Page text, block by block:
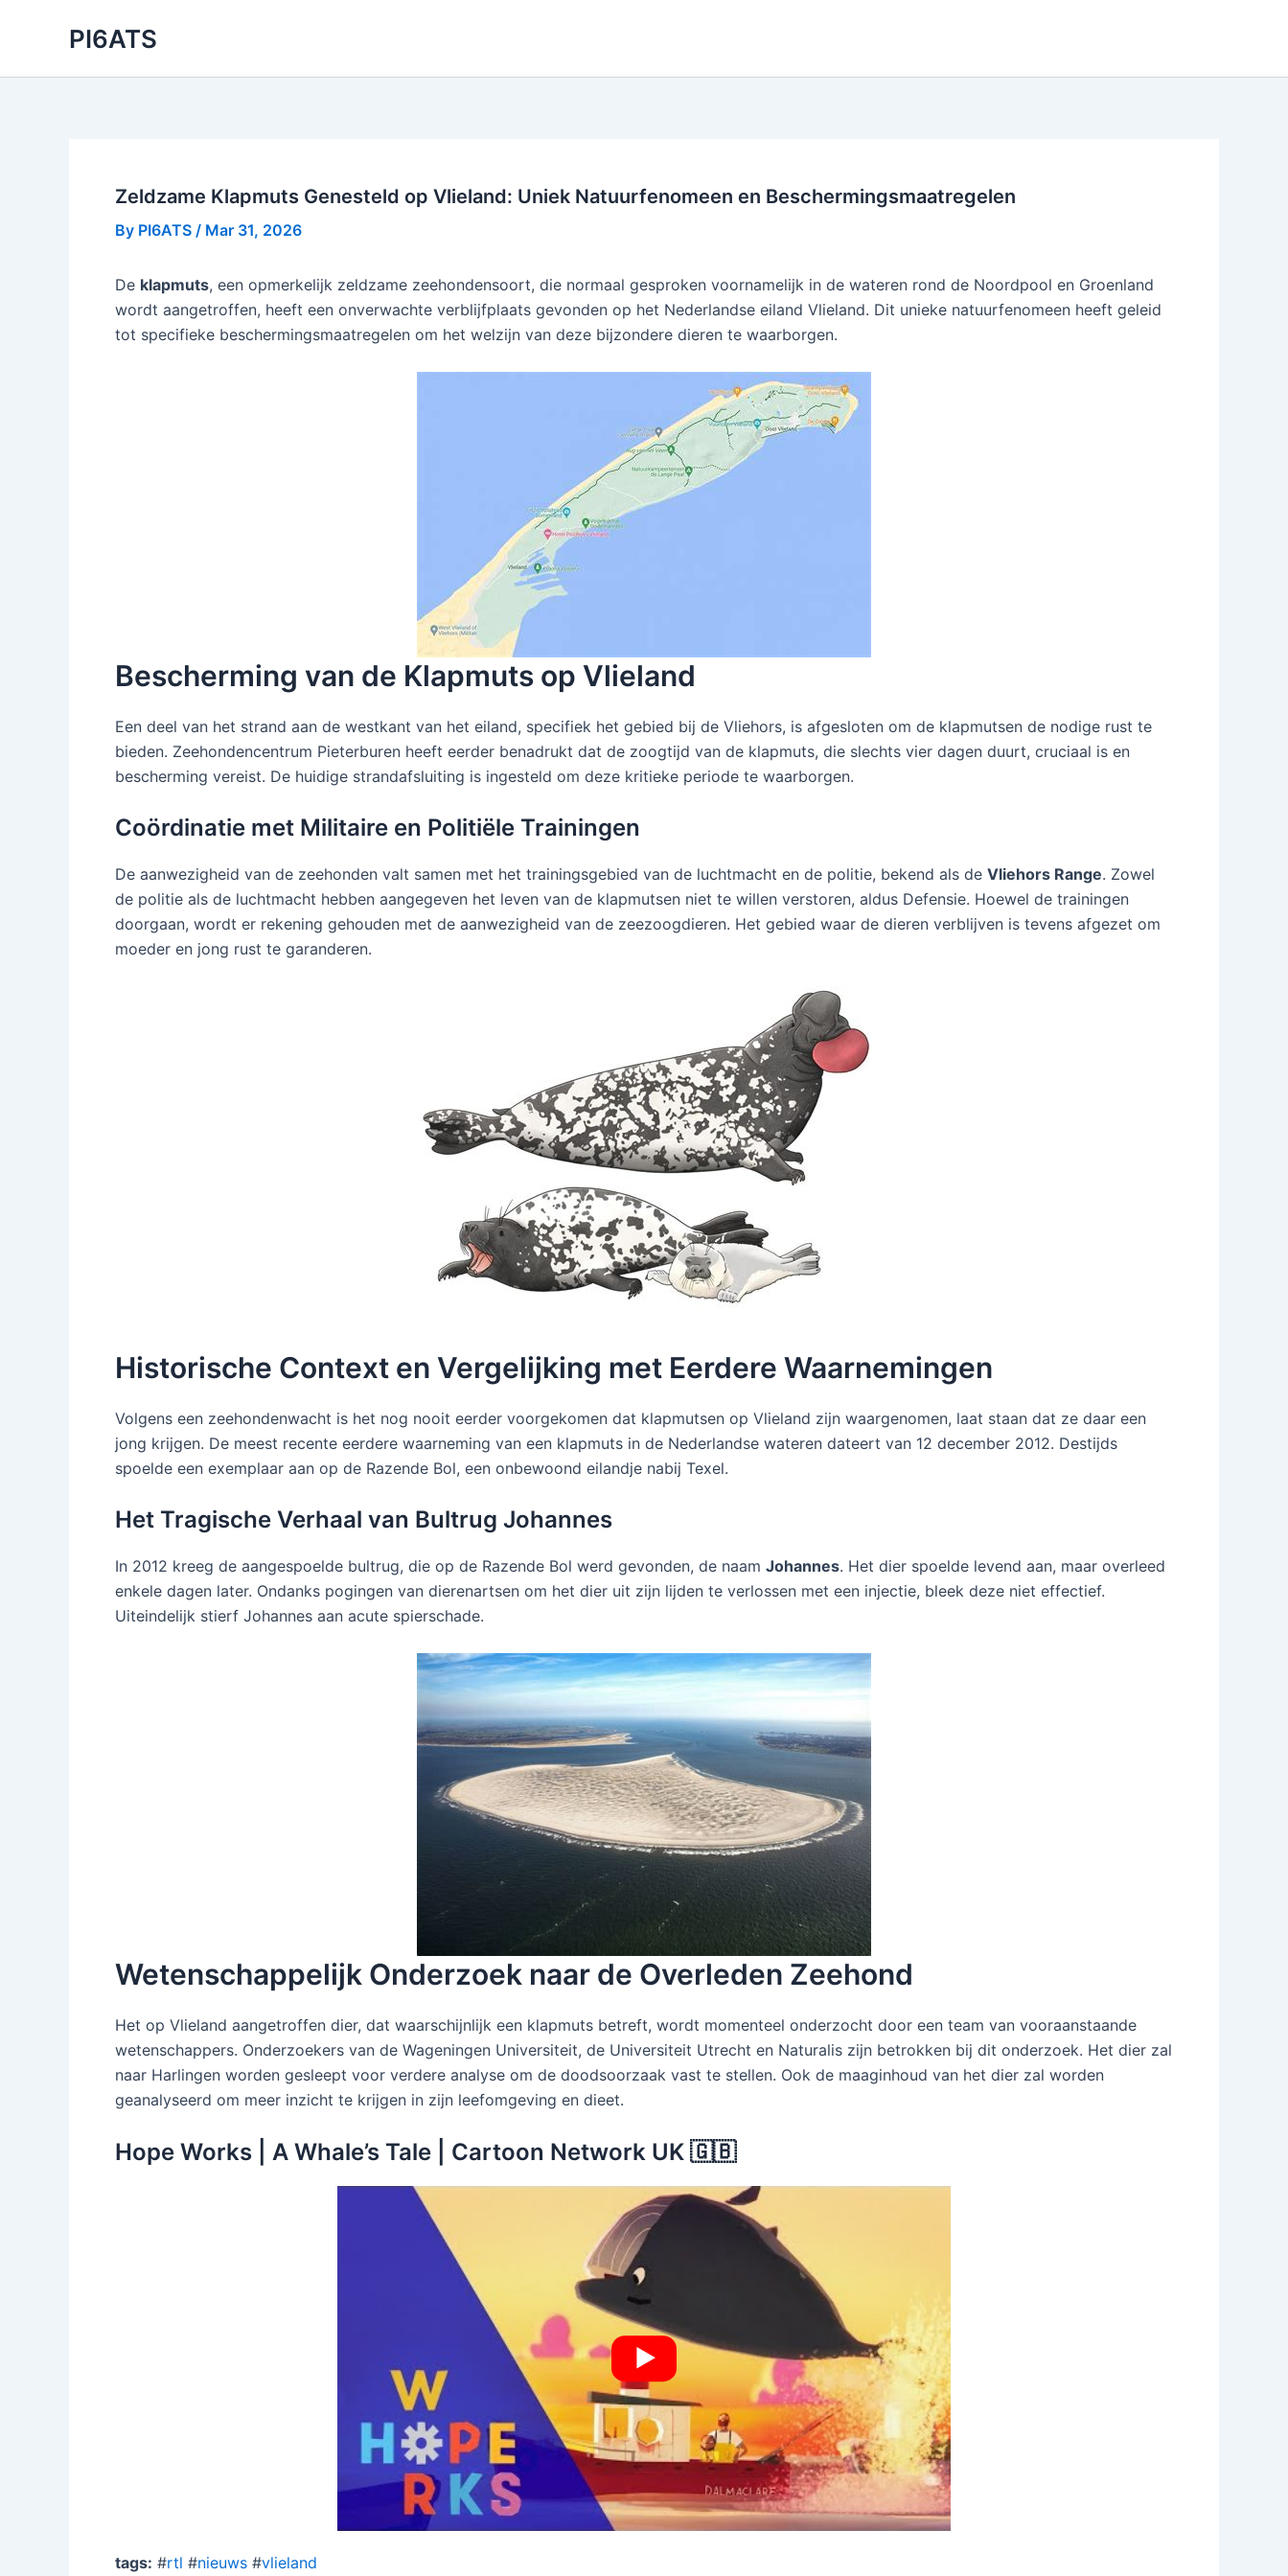
PI6ATS
Zeldzame Klapmuts Genesteld op Vlieland: Uniek Natuurfenomeen en Beschermingsmaatregelen
By PI6ATS / Mar 31, 2026
De klapmuts, een opmerkelijk zeldzame zeehondensoort, die normaal gesproken voornamelijk in de wateren rond de Noordpool en Groenland
wordt aangetroffen, heeft een onverwachte verblijfplaats gevonden op het Nederlandse eiland Vlieland. Dit unieke natuurfenomeen heeft geleid
tot specifieke beschermingsmaatregelen om het welzijn van deze bijzondere dieren te waarborgen.
Bescherming van de Klapmuts op Vlieland
Een deel van het strand aan de westkant van het eiland, specifiek het gebied bij de Vliehors, is afgesloten om de klapmutsen de nodige rust te
bieden. Zeehondencentrum Pieterburen heeft eerder benadrukt dat de zoogtijd van de klapmuts, die slechts vier dagen duurt, cruciaal is en
bescherming vereist. De huidige strandafsluiting is ingesteld om deze kritieke periode te waarborgen.
Coördinatie met Militaire en Politiële Trainingen
De aanwezigheid van de zeehonden valt samen met het trainingsgebied van de luchtmacht en de politie, bekend als de Vliehors Range. Zowel
de politie als de luchtmacht hebben aangegeven het leven van de klapmutsen niet te willen verstoren, aldus Defensie. Hoewel de trainingen
doorgaan, wordt er rekening gehouden met de aanwezigheid van de zeezoogdieren. Het gebied waar de dieren verblijven is tevens afgezet om
moeder en jong rust te garanderen.
Historische Context en Vergelijking met Eerdere Waarnemingen
Volgens een zeehondenwacht is het nog nooit eerder voorgekomen dat klapmutsen op Vlieland zijn waargenomen, laat staan dat ze daar een
jong krijgen. De meest recente eerdere waarneming van een klapmuts in de Nederlandse wateren dateert van 12 december 2012. Destijds
spoelde een exemplaar aan op de Razende Bol, een onbewoond eilandje nabij Texel.
Het Tragische Verhaal van Bultrug Johannes
In 2012 kreeg de aangespoelde bultrug, die op de Razende Bol werd gevonden, de naam Johannes. Het dier spoelde levend aan, maar overleed
enkele dagen later. Ondanks pogingen van dierenartsen om het dier uit zijn lijden te verlossen met een injectie, bleek deze niet effectief.
Uiteindelijk stierf Johannes aan acute spierschade.
Wetenschappelijk Onderzoek naar de Overleden Zeehond
Het op Vlieland aangetroffen dier, dat waarschijnlijk een klapmuts betreft, wordt momenteel onderzocht door een team van vooraanstaande
wetenschappers. Onderzoekers van de Wageningen Universiteit, de Universiteit Utrecht en Naturalis zijn betrokken bij dit onderzoek. Het dier zal
naar Harlingen worden gesleept voor verdere analyse om de doodsoorzaak vast te stellen. Ook de maaginhoud van het dier zal worden
geanalyseerd om meer inzicht te krijgen in zijn leefomgeving en dieet.
Hope Works | A Whale’s Tale | Cartoon Network UK 🇬🇧
tags: #rtl #nieuws #vlieland